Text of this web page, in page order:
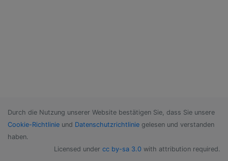
Durch die Nutzung unserer Website bestätigen Sie, dass Sie unsere
Cookie-Richtlinie und Datenschutzrichtlinie gelesen und verstanden
haben.
Licensed under cc by-sa 3.0 with attribution required.